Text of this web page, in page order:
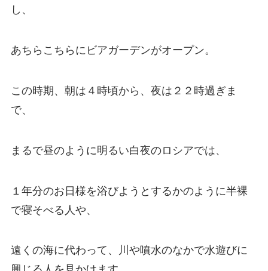
し、
あちらこちらにビアガーデンがオープン。
この時期、朝は４時頃から、夜は２２時過ぎま
で、
まるで昼のように明るい白夜のロシアでは、
１年分のお日様を浴びようとするかのように半裸
で寝そべる人や、
遠くの海に代わって、川や噴水のなかで水遊びに